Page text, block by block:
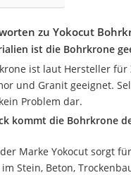
zu Yokocut
ist die Bohrkrone
ist laut Hersteller für
und Granit geeignet.
Problem dar.
kommt die Bohrkrone
Marke Yokocut sorgt
Stein, Beton,